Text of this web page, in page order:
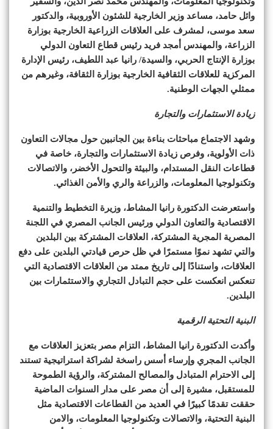
وائل حامد، مساعد وزير الخارجية للشئون الأوروبية، والدكتور
سعد موسى، لمشرف على العلاقات الزراعية الخارجية بوزارة
الزراعة، والمهندس أمجد فريد رئيس قطاع التعاون الدولي
بوزارة الإنتاج الحربي، والسيدة/ رانيا عبد اللطيف، رئيس الإدارة
المركزية للعلاقات الثقافية الخارجية بوزارة الثقافة، وغيرهم من
ممثلي الجهات الوطنية.
زيادة الاستثمارات والتجارة
وشهد الاجتماع مباحثات بناءة بين الجانبين حول مجالات التعاون
ذات الأولوية، وفرص زيادة الاستثمارات والتجارة، خاصة في
قطاعات النقل المستدام، والبيئة والتحول الأخضر، والاتصالات
وتكنولوجيا المعلومات، والزراعة والري والأمن الغذائي.
واستعرضت الدكتورة رانيا المشاط، وزيرة التخطيط والتنمية
الاقتصادية والتعاون الدولي ورئيس الجانب المصري في اللجنة
المصرية المجرية المشتركة، العلاقات المشتركة بين البلدين
والتي تشهد نموًا مستمرًا في ظل حرص قيادتي البلدين على دفع
العلاقات، واستنادًا إلى تاريخ ممتد من العلاقات الاقتصادية التي
تنعكس انعكست على حجم التبادل التجاري والاستثمارات بين
البلدين.
البنية التحتية الرقمية
وأكدت الدكتورة رانيا المشاط، التزام مصر بتعزيز العلاقات مع
الجانب المجري وإرساء أسس راسخة لشراكة استراتيجية تستند
إلى الاحترام المتبادل والمصالح المشتركة، والرؤية الطموحة
للمستقبل، مشيرة إلى أن مصر على مدار السنوات الماضية
حققت تقدمًا كبيرًا في العديد من القطاعات الاقتصادية مثل
البنية التحتية، والاتصالات وتكنولوجيا المعلومات، والامن